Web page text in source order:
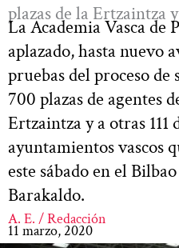
plazas de la Ertzaintza
La Academia Vasca de
aplazado, hasta nuevo
pruebas del proceso
700 plazas de agentes
Ertzaintza y a otras 111
ayuntamientos vascos
este sábado en el
Barakaldo.
A. E. / Redacción
11 marzo, 2020